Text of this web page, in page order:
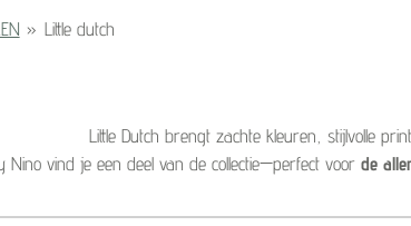
» Little dutch
Little Dutch brengt zachte kleuren, stijlvolle
Nino vind je een deel van de collectie—perfect voor de